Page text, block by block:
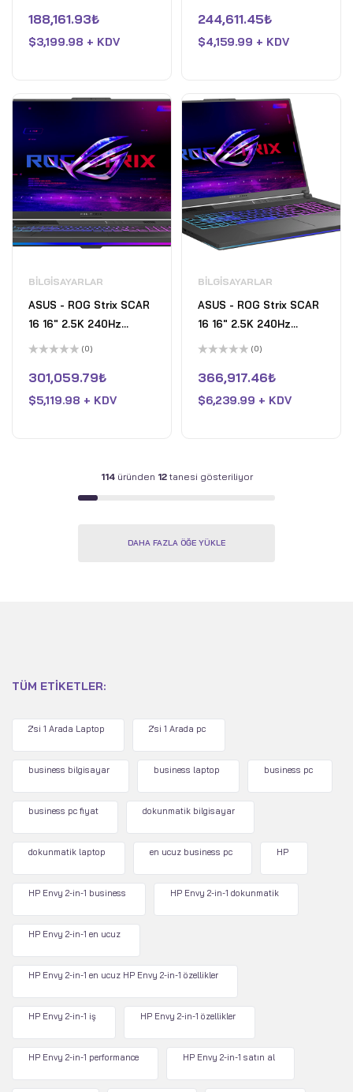
GeForce RTX 5070 Ti -
1TB SSD - Eclipse Grey
üzerinden
0
aldı
188,161.93₺
$3,199.98 + KDV
NVIDIA GeForce RTX
5080 - 2TB SSD -
üzerinden
0
aldı
244,611.45₺
$4,159.99 + KDV
BILGISAYARLAR
ASUS - ROG Strix SCAR
16 16" 2.5K 240Hz
Gaming Laptop - Intel
RAM - NVIDIA GeForce
RTX 5080 - 2TB SSD -
üzerinden
0
aldı
(0)
301,059.79₺
$5,119.98 + KDV
BILGISAYARLAR
ASUS - ROG Strix SCAR
16 16" 2.5K 240Hz
Gaming Laptop - Intel
RAM - NVIDIA GeForce
RTX 5090 - 2TB SSD -
üzerinden
0
aldı
(0)
366,917.46₺
$6,239.99 + KDV
114üründen 12tanesi gösteriliyor
DAHA FAZLA ÖĞE YÜKLE
TÜM ETIKETLER:
2'si 1 Arada Laptop 2'si 1 Arada pc
business bilgisayar business laptop business pc
business pc fiyat dokunmatik bilgisayar
dokunmatik laptop en ucuz business pc HP
HP Envy 2-in-1 business HP Envy 2-in-1 dokunmatik
HP Envy 2-in-1 en ucuz
HP Envy 2-in-1 en ucuz HP Envy 2-in-1 özellikler
HP Envy 2-in-1 iş HP Envy 2-in-1 özellikler
HP Envy 2-in-1 performance HP Envy 2-in-1 satın al